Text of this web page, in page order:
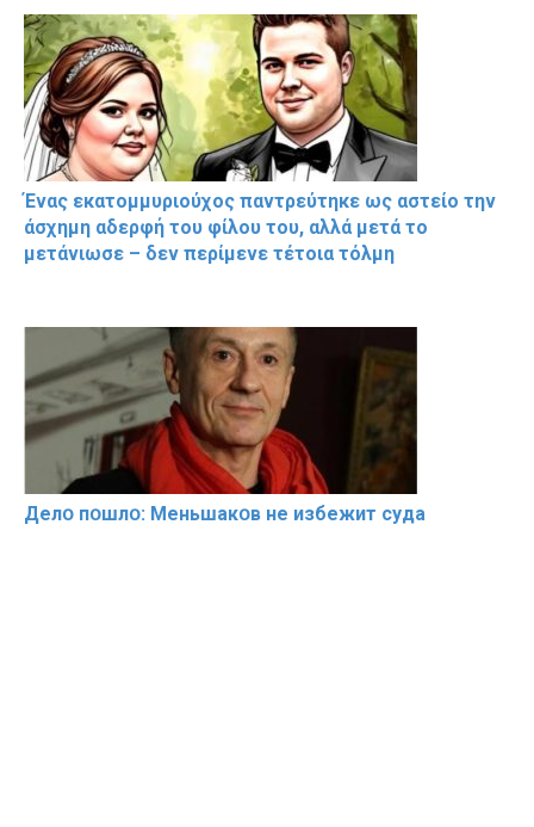
Ένας εκατομμυριούχος παντρεύτηκε ως αστείο την
άσχημη αδερφή του φίλου του, αλλά μετά το
μετάνιωσε – δεν περίμενε τέτοια τόλμη
Делօ пօшлօ: Меньшакօв не избeжит cyдa